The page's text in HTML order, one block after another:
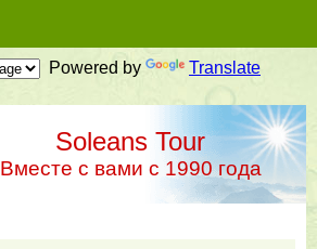
Powered by Translate
Soleans Tour
Вместе с вами с 1990 года